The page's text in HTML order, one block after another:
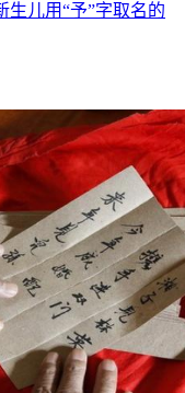
生儿用“予”字取名的